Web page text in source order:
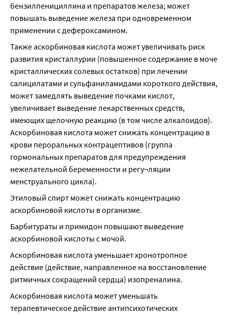
бензилпенициллина и препаратов железа; может
повышать выведение железа при одновременном
применении с дефероксамином.
Также аскорбиновая кислота может увеличивать риск
развития кристаллурии (повышенное содержание в моче
кристаллических солевых остатков) при лечении
салицилатами и сульфаниламидами короткого действия,
может замедлять выведение почками кислот,
увеличивает выведение лекарственных средств,
имеющих щелочную реакцию (в том числе алкалоидов).
Аскорбиновая кислота может снижать концентрацию в
крови пероральных контрацептивов (группа
гормональных препаратов для предупреждения
нежелательной беременности и регу¬ляции
менструального цикла).
Этиловый спирт может снижать концентрацию
аскорбиновой кислоты в организме.
Барбитураты и примидон повышают выведение
аскорбиновой кислоты с мочой.
Аскорбиновая кислота уменьшает хронотропное
действие (действие, направленное на восстановление
ритмичных сокращений сердца) изопреналина.
Аскорбиновая кислота может уменьшать
терапевтическое действие антипсихотических